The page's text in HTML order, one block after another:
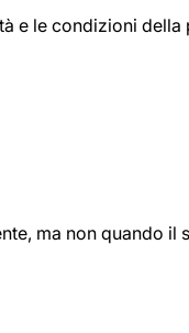
e le condizioni della
ma non quando il